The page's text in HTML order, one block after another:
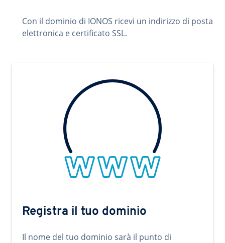
Con il dominio di IONOS ricevi un indirizzo di posta
elettronica e certificato SSL.
Registra il tuo dominio
Il nome del tuo dominio sarà il punto di